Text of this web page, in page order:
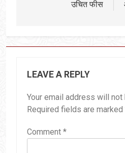
उचित फीस
LEAVE A REPLY
Your email address will not
Required fields are marked
Comment *